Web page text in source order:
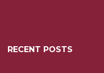
RECENT POSTS